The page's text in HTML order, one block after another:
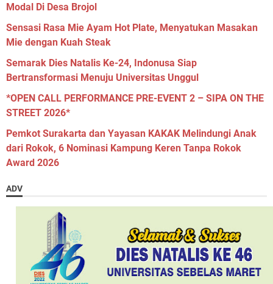
Modal Di Desa Brojol
Sensasi Rasa Mie Ayam Hot Plate, Menyatukan Masakan
Mie dengan Kuah Steak
Semarak Dies Natalis Ke-24, Indonusa Siap
Bertransformasi Menuju Universitas Unggul
*OPEN CALL PERFORMANCE PRE-EVENT 2 – SIPA ON THE
STREET 2026*
Pemkot Surakarta dan Yayasan KAKAK Melindungi Anak
dari Rokok, 6 Nominasi Kampung Keren Tanpa Rokok
Award 2026
ADV